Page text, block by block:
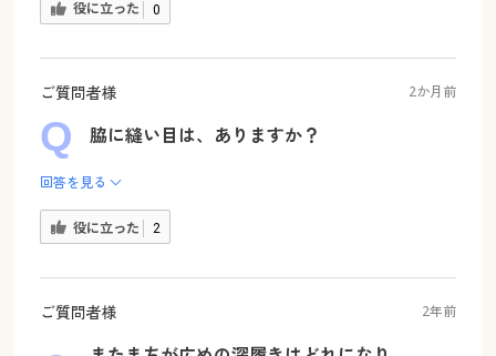
役に立った 0
ご質問者様 2か月前
脇に縫い目は、ありますか？
回答を見る
役に立った 2
ご質問者様 2年前